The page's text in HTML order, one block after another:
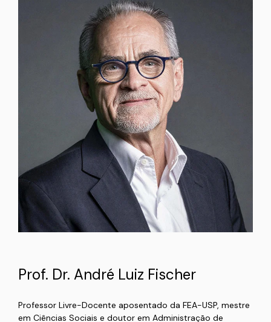
Prof. Dr. André Luiz Fischer
Professor Livre-Docente aposentado da FEA-USP, mestre
em Ciências Sociais e doutor em Administração de